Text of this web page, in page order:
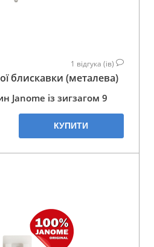
1 відгука (ів)
блискавки (металева)
із зигзагом 9
КУПИТИ